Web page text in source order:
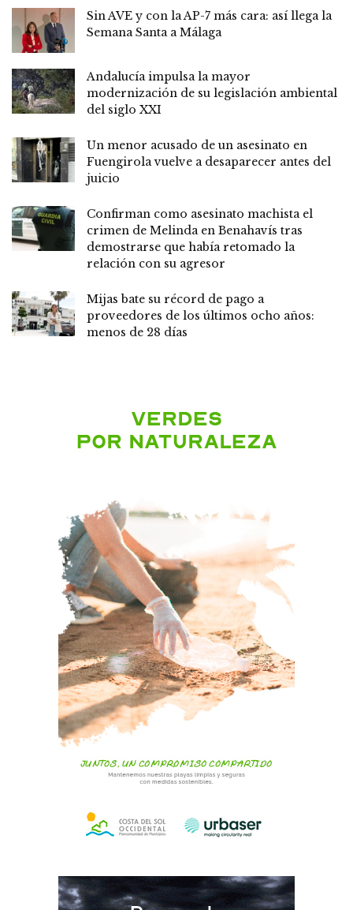
Sin AVE y con la AP-7 más cara: así llega la
Semana Santa a Málaga
Andalucía impulsa la mayor
modernización de su legislación ambiental
del siglo XXI
Un menor acusado de un asesinato en
Fuengirola vuelve a desaparecer antes del
juicio
Confirman como asesinato machista el
crimen de Melinda en Benahavís tras
demostrarse que había retomado la
relación con su agresor
Mijas bate su récord de pago a
proveedores de los últimos ocho años:
menos de 28 días